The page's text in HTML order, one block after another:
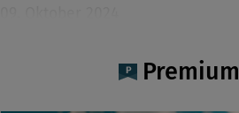
Premium